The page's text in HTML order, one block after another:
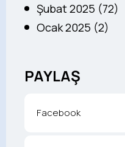
Şubat 2025 (72)
Ocak 2025 (2)
PAYLAŞ
Facebook